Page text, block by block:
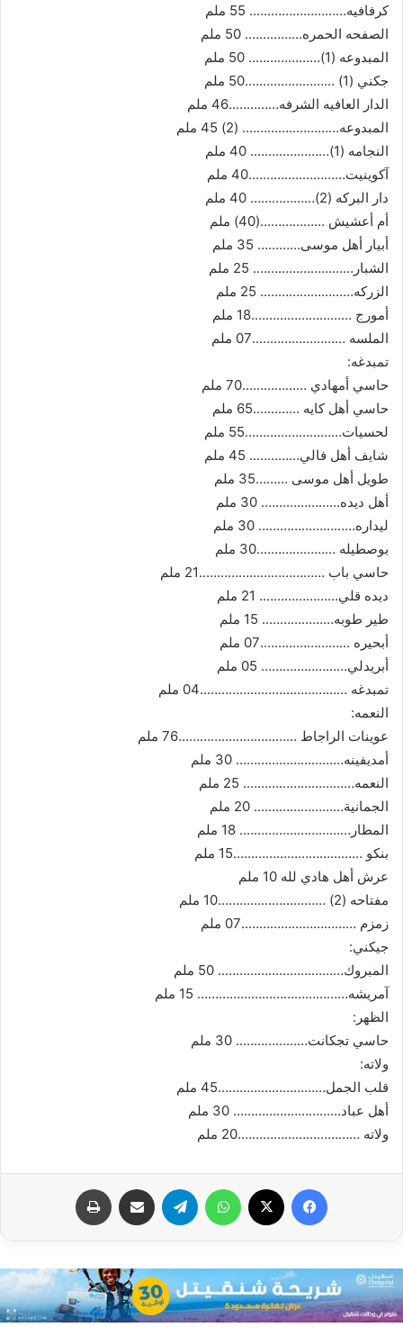
كرفافيه…………………..…. 55 ملم
الصفحه الحمره……………. 50 ملم
المبدوعه (1)……………….. 50 ملم
جكني (1) …………………….50 ملم
الدار العافيه الشرفه…………..46 ملم
المبدوعه…………..…………. (2) 45 ملم
النجامه (1)…………………. 40 ملم
آكوينيت…………..………….40 ملم
دار البركه (2)……………… 40 ملم
أم أعشيش ………………(40) ملم
أبيار أهل موسى………… 35 ملم
الشبار………………………. 25 ملم
الزركه…………………….. 25 ملم
أمورج ……………………….18 ملم
الملسه ……………………..07 ملم
تمبدغه:
حاسي أمهادي ………………70 ملم
حاسي أهل كايه ………….65 ملم
لحسيات………………………55 ملم
شايف أهل فالي………….. 45 ملم
طويل أهل موسى ………35 ملم
أهل ديده…………………. 30 ملم
ليداره……………………… 30 ملم
بوصطيله ………………….30 ملم
حاسي باب ……………………………..21 ملم
ديده قلي…………………. 21 ملم
طير طوبه……………….. 15 ملم
أبحيره …………………….07 ملم
أبريدلي…………………… 05 ملم
تمبدغه …………………………………..04 ملم
النعمه:
عوينات الراجاط ……………………………76 ملم
أمديفينه………………………… 30 ملم
النعمه…………………………. 25 ملم
الجمانية……………………. 20 ملم
المطار…………………………. 18 ملم
بنكو ………………………………15 ملم
عرش أهل هادي لله 10 ملم
مفتاحه (2) …………………………10 ملم
زمزم …………………………..07 ملم
جيكني:
المبروك…………………………….. 50 ملم
آمريشه…………………………………… 15 ملم
الظهر:
حاسي تجكانت……………….. 30 ملم
ولاته:
قلب الجمل…………………………45 ملم
أهل عباد………………………… 30 ملم
ولاته …………………………….20 ملم
فيسبوك واتساب تيلقرام مشاركة عبر البريد